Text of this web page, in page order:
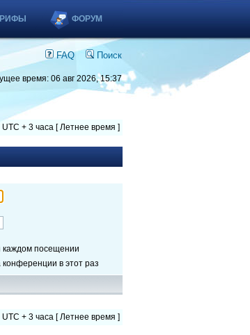
ФОРУМ
FAQ Поиск
время: 06 авг 2026, 15:37
+ 3 часа [ Летнее время ]
каждом посещении
в этот раз
+ 3 часа [ Летнее время ]